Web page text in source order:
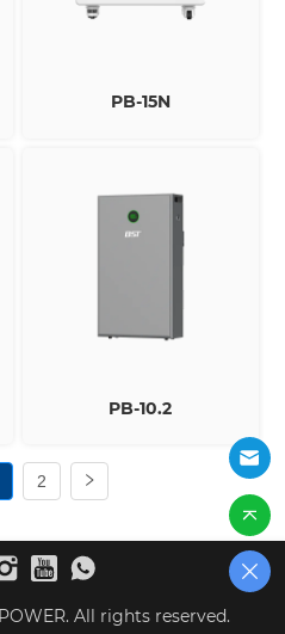
PB-15N
PB-10.2
2
All rights reserved.